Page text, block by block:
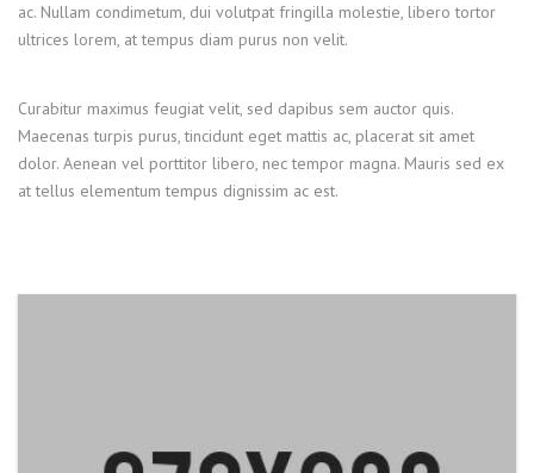
ac. Nullam condimetum, dui volutpat fringilla molestie, libero tortor
ultrices lorem, at tempus diam purus non velit.
Curabitur maximus feugiat velit, sed dapibus sem auctor quis.
Maecenas turpis purus, tincidunt eget mattis ac, placerat sit amet
dolor. Aenean vel porttitor libero, nec tempor magna. Mauris sed ex
at tellus elementum tempus dignissim ac est.